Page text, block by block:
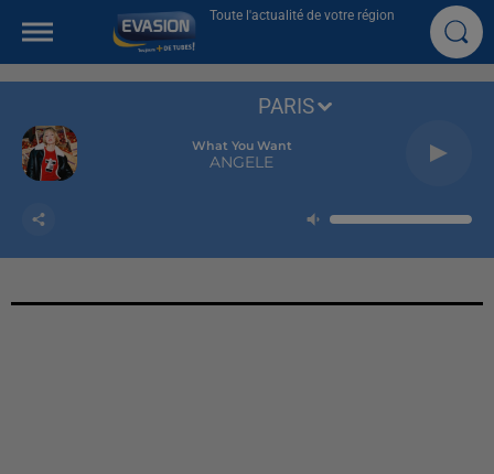
Toute l'actualité de votre région
What You Want
ANGELE
PARIS